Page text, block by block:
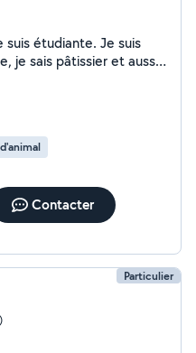
suis étudiante. Je suis
je sais pâtissier et aussi
Contacter
Particulier